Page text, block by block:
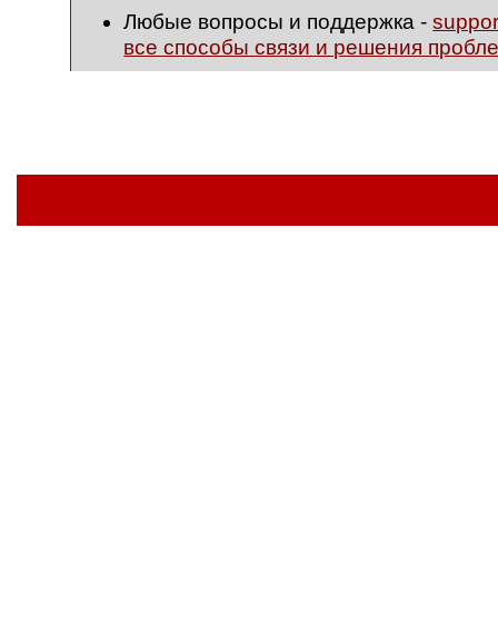
Любые вопросы и поддержка -
все способы связи и решения